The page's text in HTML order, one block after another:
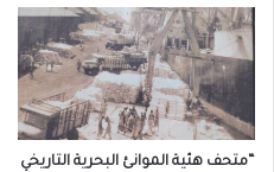
“متحف هئية الموانئ البحرية التاريخي